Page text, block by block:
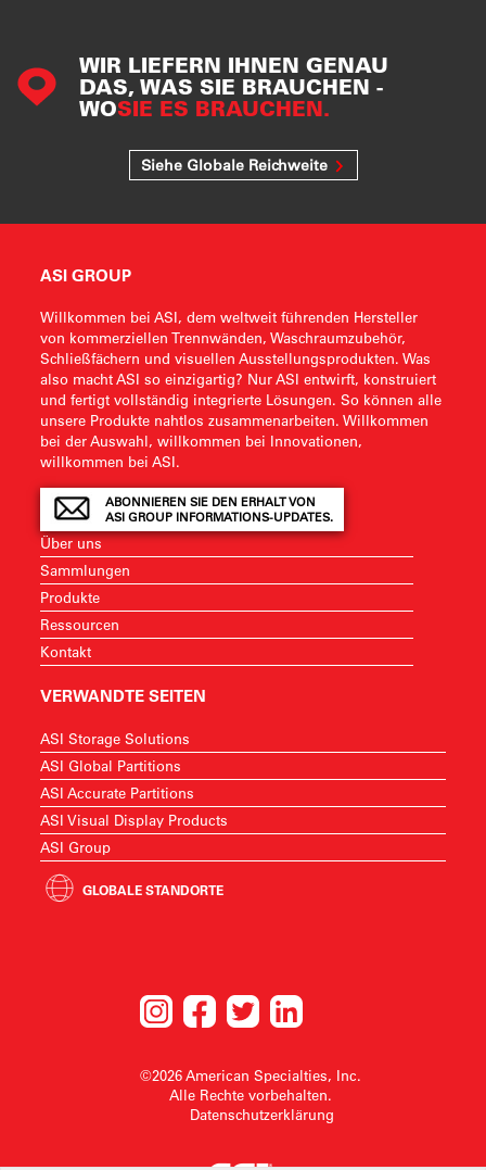
WIR LIEFERN IHNEN GENAU
DAS, WAS SIE BRAUCHEN -
WOSIE ES BRAUCHEN.
Siehe Globale Reichweite
ASI GROUP
Willkommen bei ASI, dem weltweit führenden Hersteller
von kommerziellen Trennwänden, Waschraumzubehör,
Schließfächern und visuellen Ausstellungsprodukten. Was
also macht ASI so einzigartig? Nur ASI entwirft, konstruiert
und fertigt vollständig integrierte Lösungen. So können alle
unsere Produkte nahtlos zusammenarbeiten. Willkommen
bei der Auswahl, willkommen bei Innovationen,
willkommen bei ASI.
ABONNIEREN SIE DEN ERHALT VON
ASI GROUP INFORMATIONS-UPDATES.
Über uns
Sammlungen
Produkte
Ressourcen
Kontakt
VERWANDTE SEITEN
ASI Storage Solutions
ASI Global Partitions
ASI Accurate Partitions
ASI Visual Display Products
ASI Group
GLOBALE STANDORTE
©2026 American Specialties, Inc.
Alle Rechte vorbehalten.
Datenschutzerklärung